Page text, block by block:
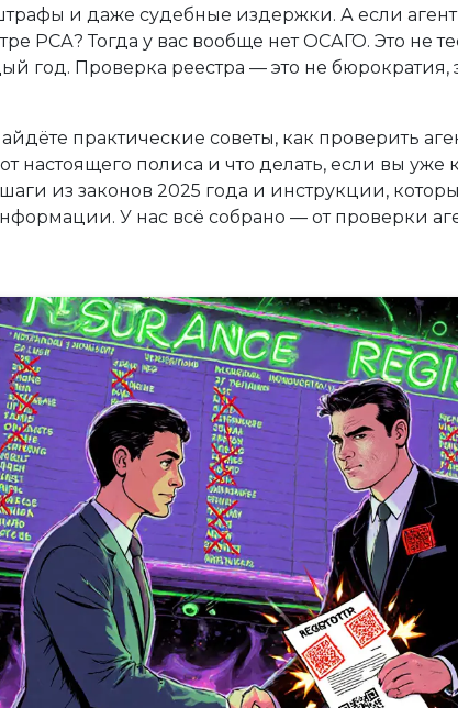
и даже судебные издержки. А если
РСА? Тогда у вас вообще нет ОСАГО. Это не
год. Проверка реестра — это не бюрократия,
практические советы, как проверить
настоящего полиса и что делать, если вы
из законов 2025 года и инструкции,
У нас всё собрано — от проверки